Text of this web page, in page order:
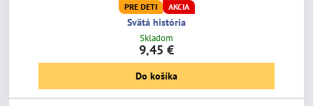
PRE DETI AKCIA
Svätá história
Skladom
9,45 €
Do košíka